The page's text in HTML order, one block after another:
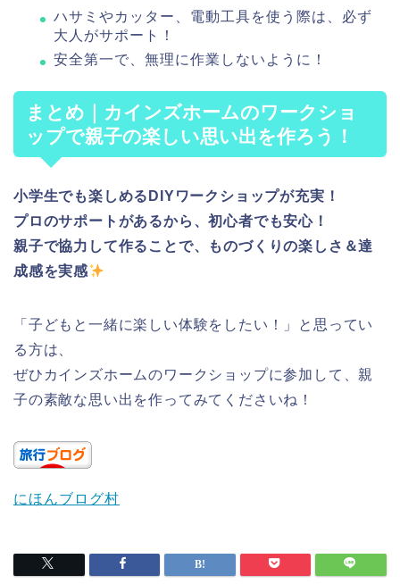
ハサミやカッター、電動工具を使う際は、必ず
大人がサポート！
安全第一で、無理に作業しないように！
まとめ｜カインズホームのワークショ
ップで親子の楽しい思い出を作ろう！
小学生でも楽しめるDIYワークショップが充実！
プロのサポートがあるから、初心者でも安心！
親子で協力して作ることで、ものづくりの楽しさ＆達
成感を実感
「子どもと一緒に楽しい体験をしたい！」と思ってい
る方は、
ぜひカインズホームのワークショップに参加して、親
子の素敵な思い出を作ってみてくださいね！
にほんブログ村